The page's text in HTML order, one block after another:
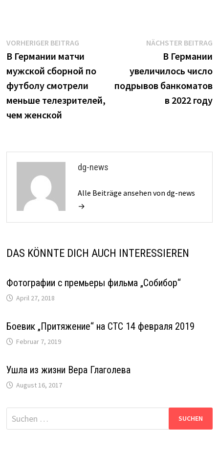
Beitrags-
Navigation
VORHERIGER BEITRAGVorheriger
Beitrag:
В Германии матчи
мужской сборной по
футболу смотрели
меньше телезрителей,
чем женской
NÄCHSTER BEITRAG
В Германии
увеличилось число
подрывов банкоматов
в 2022 году
dg-news
Alle Beiträge ansehen von dg-news
→
DAS KÖNNTE DICH AUCH INTERESSIEREN
Фотографии с премьеры фильма „Собибор“
April 27, 2018
Боевик „Притяжение“ на СТС 14 февраля 2019
Februar 7, 2019
Ушла из жизни Вера Глаголева
August 16, 2017
Suche
nach: